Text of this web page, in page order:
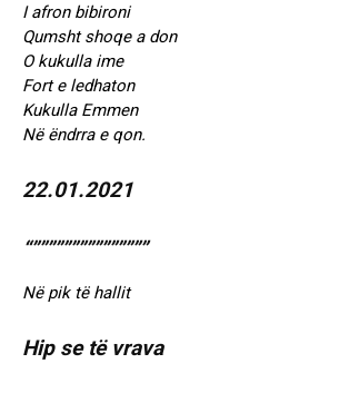
I afron bibironi
Qumsht shoqe a don
O kukulla ime
Fort e ledhaton
Kukulla Emmen
Në ëndrra e qon.
22.01.2021
“”””””””””””””””
Në pik të hallit
Hip se të vrava